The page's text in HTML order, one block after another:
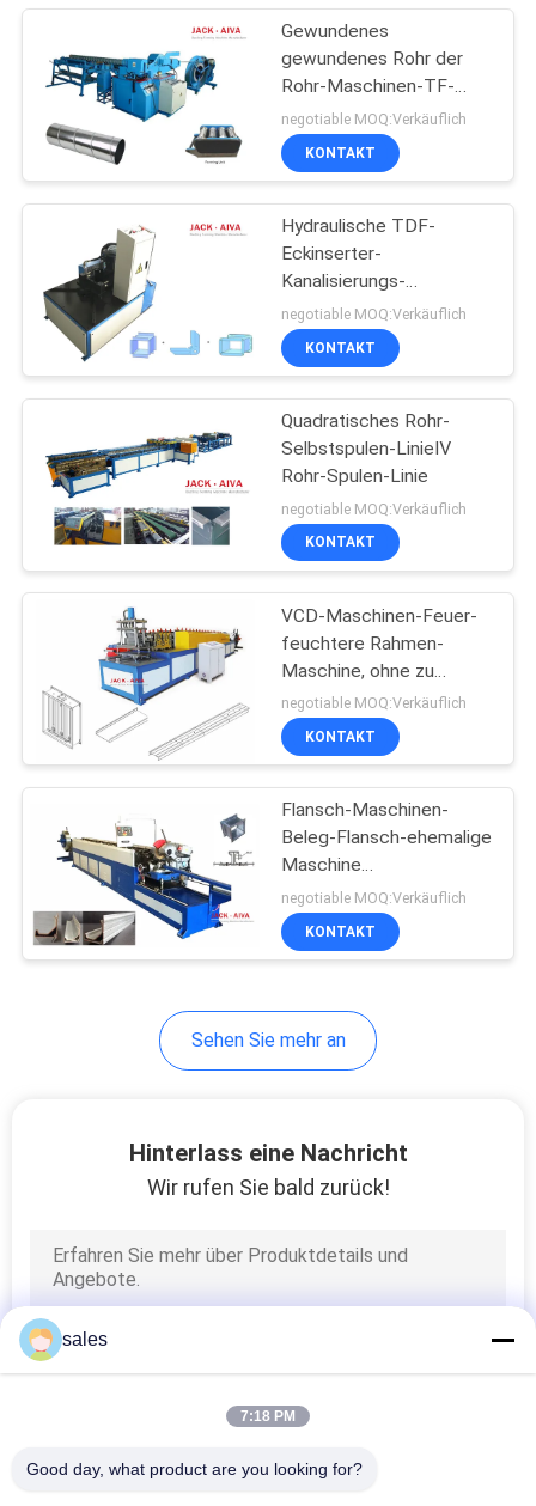
Flexible Rohr-
Maschine
Rechteckiger Kanal
Fertigung Coil Line
Rechteckkanal-
Fertigungsmaschine
Spiralfalzmaschine
Rundrohr-
Bogenmaschine
Gewundenes
gewundenes Rohr der
Rohr-Maschinen-TF-
2020, das Maschine
bildet
negotiable MOQ:Verkäuflich
KONTAKT
Hydraulische TDF-
Eckinserter-
Kanalisierungs-
Herstellungs-Maschinen-
Ecke Smatic
negotiable MOQ:Verkäuflich
KONTAKT
Quadratisches Rohr-
Selbstspulen-LinieⅣ
Rohr-Spulen-Linie
negotiable MOQ:Verkäuflich
KONTAKT
VCD-Maschinen-Feuer-
feuchtere Rahmen-
Maschine, ohne zu
verbiegen
negotiable MOQ:Verkäuflich
KONTAKT
Flansch-Maschinen-
Beleg-Flansch-ehemalige
Maschine
4850x700x1500 TDC
negotiable MOQ:Verkäuflich
KONTAKT
Sehen Sie mehr an
Hinterlass eine Nachricht
Wir rufen Sie bald zurück!
sales
7:18 PM
Good day, what product are you looking for?